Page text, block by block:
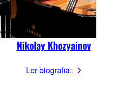
Nikolay Khozyainov
Ler biografia: